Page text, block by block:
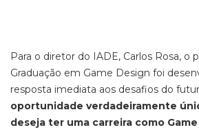
Para o diretor do IADE, Carlos Rosa, o
Graduação em Game Design foi
resposta imediata aos desafios do
oportunidade verdadeiramente
deseja ter uma carreira como